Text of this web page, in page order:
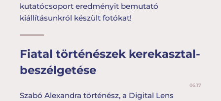
kutatócsoport eredményit bemutató
kiállításunkról készült fotókat!
Fiatal történészek kerekasztal-
beszélgetése
06.17
Szabó Alexandra történész, a Digital Lens